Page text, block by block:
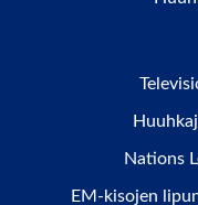
Nations
EM-kisojen